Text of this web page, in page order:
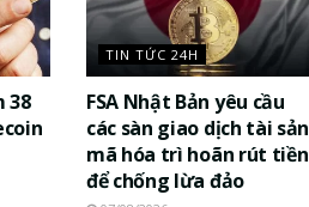
38
TIN TỨC 24H
FSA Nhật Bản yêu cầu
các sàn giao dịch tài sản
mã hóa trì hoãn rút tiền
để chống lừa đảo